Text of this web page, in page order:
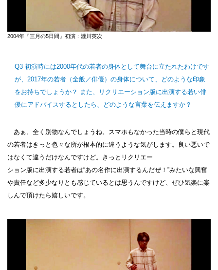
2004年『三月の5日間』初演：瀧川英次
Q3 初演時には2000年代の若者の身体として舞台に立たれたわけです
が、2017年の若者（全般／俳優）の身体について、どのような印象
をお持ちでしょうか？ また、リクリエーション版に出演する若い俳
優にアドバイスするとしたら、どのような言葉を伝えますか？
あぁ、全く別物なんでしょうね。スマホもなかった当時の僕らと現代
の若者はきっと色々な所が根本的に違うような気がします。良い悪いで
はなくて違うだけなんですけど。きっとリクリエー
ション版に出演する若者は“あの名作に出演するんだぜ！”みたいな興奮
や責任など多少なりとも感じているとは思うんですけど、ぜひ気楽に楽
しんで頂けたら嬉しいです。